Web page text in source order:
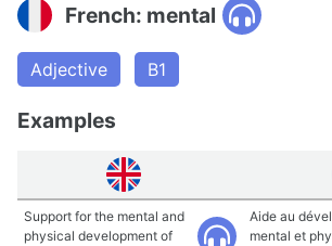
French: mental
Adjective B1
Examples
Support for the mental and
physical development of
Aide au
mental et